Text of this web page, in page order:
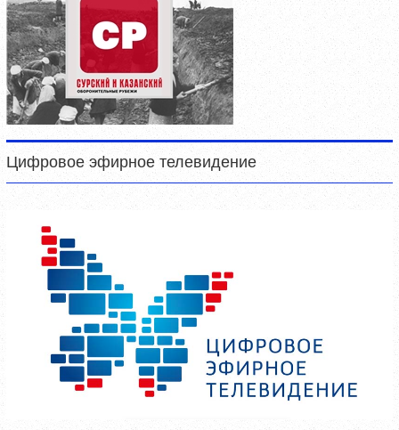
Цифровое эфирное телевидение